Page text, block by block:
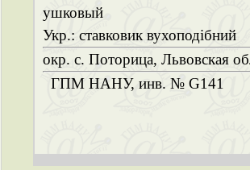
ушковый
Укр.: ставковик вухоподібний
окр. с. Поторица, Львовская
ГПМ НАНУ, инв. № G141